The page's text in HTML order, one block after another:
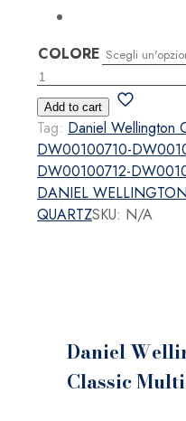
COLORE
Daniel
Wellington
Classic
Multi-
Eye
quantità
Add to cart
Tag: Daniel Wellington
DW00100710-
DW00100712-
DANIEL WELLINGTON
QUARTZSKU: N/A
Daniel
Classic